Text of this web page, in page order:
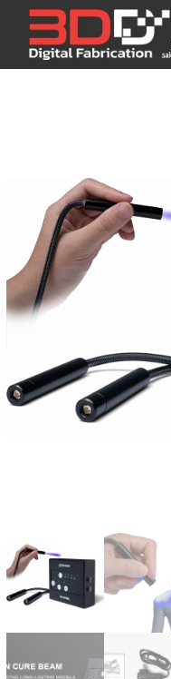
content
3DD DIGITAL
เครื่องพิมพ์3มิติ ส
เลเซอร์